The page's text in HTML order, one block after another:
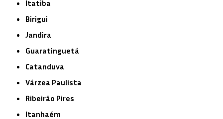
Itatiba
Birigui
Jandira
Guaratinguetá
Catanduva
Várzea Paulista
Ribeirão Pires
Itanhaém